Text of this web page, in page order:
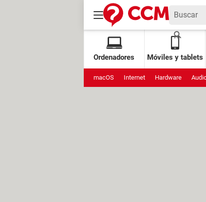
Ordenadores Móviles y tablets
macOS Internet Hardware